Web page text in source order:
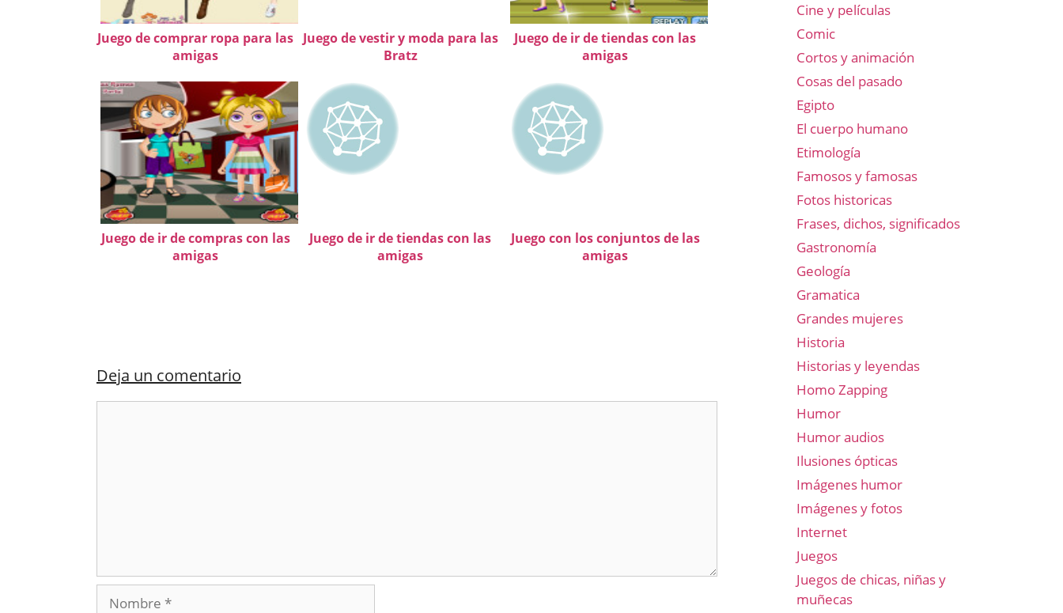
Juego de comprar ropa para las
amigas
Juego de vestir y moda para las
Bratz
Juego de ir de tiendas con las
amigas
Juego de ir de compras con las
amigas
Juego de ir de tiendas con las
amigas
Juego con los conjuntos de las
amigas
Deja un comentario
Nombre
Cine y películas
Comic
Cortos y animación
Cosas del pasado
Egipto
El cuerpo humano
Etimología
Famosos y famosas
Fotos historicas
Frases, dichos, significados
Gastronomía
Geología
Gramatica
Grandes mujeres
Historia
Historias y leyendas
Homo Zapping
Humor
Humor audios
Ilusiones ópticas
Imágenes humor
Imágenes y fotos
Internet
Juegos
Juegos de chicas, niñas y
muñecas